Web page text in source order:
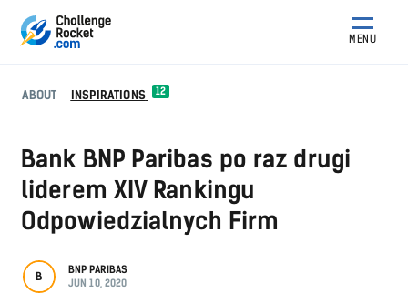
MENU
ABOUT INSPIRATIONS 12
Bank BNP Paribas po raz drugi
liderem XIV Rankingu
Odpowiedzialnych Firm
B
BNP PARIBAS
JUN 10, 2020